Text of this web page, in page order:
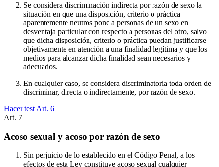
Se considera discriminación indirecta por razón de sexo la
situación en que una disposición, criterio o práctica
aparentemente neutros pone a personas de un sexo en
desventaja particular con respecto a personas del otro, salvo
que dicha disposición, criterio o práctica puedan justificarse
objetivamente en atención a una finalidad legítima y que los
medios para alcanzar dicha finalidad sean necesarios y
adecuados.
En cualquier caso, se considera discriminatoria toda orden de
discriminar, directa o indirectamente, por razón de sexo.
Hacer test Art. 6
Art. 7
Acoso sexual y acoso por razón de sexo
Sin perjuicio de lo establecido en el Código Penal, a los
efectos de esta Ley constituye acoso sexual cualquier